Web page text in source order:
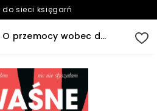
do sieci księgarń
Kwaśne jabłka. O przemocy wobec dzieci (e-book)